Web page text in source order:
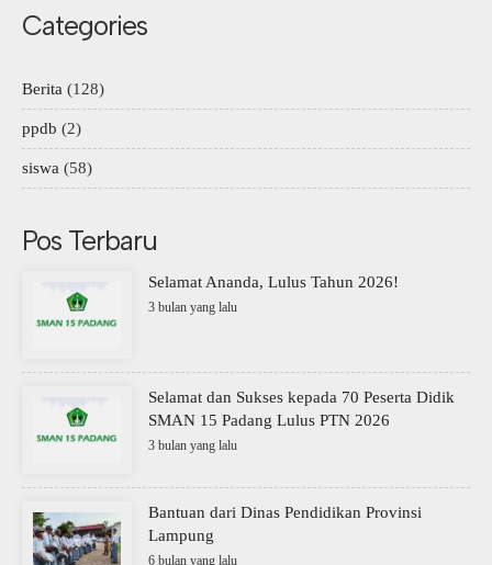
Categories
Berita (128)
ppdb (2)
siswa (58)
Pos Terbaru
Selamat Ananda, Lulus Tahun 2026!
3 bulan yang lalu
Selamat dan Sukses kepada 70 Peserta Didik
SMAN 15 Padang Lulus PTN 2026
3 bulan yang lalu
Bantuan dari Dinas Pendidikan Provinsi
Lampung
6 bulan yang lalu